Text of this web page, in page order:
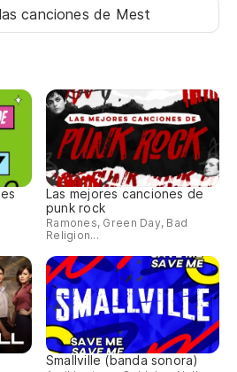
cancionesde Mest
Las mejores canciones de
punk rock
Ramones, Green Day, Bad
Religion...
Smallville (banda sonora)